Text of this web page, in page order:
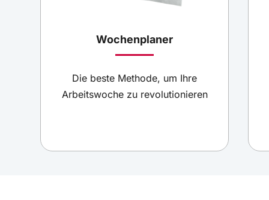
Wochenplaner
Die beste Methode, um Ihre
Arbeitswoche zu revolutionieren